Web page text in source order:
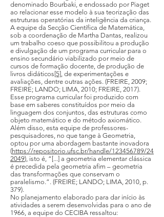
denominado Bourbaki, e endossado por Piaget
ao relacionar esse modelo à sua teorização das
estruturas operatórias da inteligência da criança.
A equipe da Secção Científica de Matemática,
sob a coordenação de Martha Dantas, realizou
um trabalho coeso que possibilitou a produção
e divulgação de um programa curricular para o
ensino secundário viabilizado por meio de
cursos de formação docente, de produção de
livros didáticos[5], de experimentações e
avaliações, dentre outras ações. (FREIRE, 2009;
FREIRE; LANDO; LIMA, 2010; FREIRE, 2017).
Esse programa curricular foi produzido com
base em saberes constituídos por meio da
linguagem dos conjuntos, das estruturas como
objeto matemático e do método axiomático.
Além disso, esta equipe de professores-
pesquisadores, no que tange à Geometria,
optou por uma abordagem bastante inovadora
(https://repositorio.ufsc.br/handle/123456789/24
2049), isto é, “[...] a geometria elementar clássica
é precedida pela geometria afim – geometria
das transformações que conservam o
paralelismo.”. (FREIRE; LANDO; LIMA, 2010, p.
379).
No planejamento elaborado para dar início às
atividades a serem desenvolvidas para o ano de
1966, a equipe do CECIBA ressaltou: